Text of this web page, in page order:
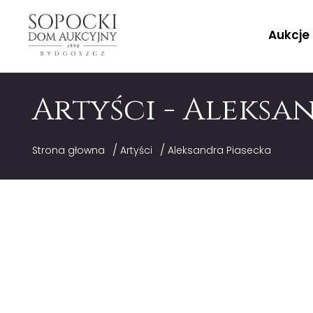
Aukcje
Artyści -
Strona głowna / Artyści / Aleksandra Piasecka